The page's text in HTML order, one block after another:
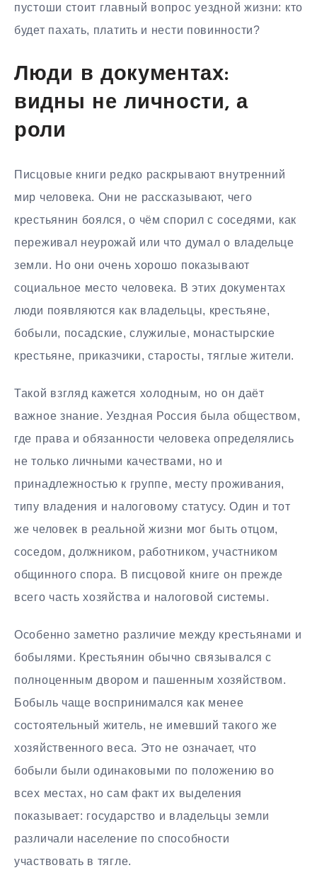
пустоши стоит главный вопрос уездной жизни: кто
будет пахать, платить и нести повинности?
Люди в документах:
видны не личности, а
роли
Писцовые книги редко раскрывают внутренний
мир человека. Они не рассказывают, чего
крестьянин боялся, о чём спорил с соседями, как
переживал неурожай или что думал о владельце
земли. Но они очень хорошо показывают
социальное место человека. В этих документах
люди появляются как владельцы, крестьяне,
бобыли, посадские, служилые, монастырские
крестьяне, приказчики, старосты, тяглые жители.
Такой взгляд кажется холодным, но он даёт
важное знание. Уездная Россия была обществом,
где права и обязанности человека определялись
не только личными качествами, но и
принадлежностью к группе, месту проживания,
типу владения и налоговому статусу. Один и тот
же человек в реальной жизни мог быть отцом,
соседом, должником, работником, участником
общинного спора. В писцовой книге он прежде
всего часть хозяйства и налоговой системы.
Особенно заметно различие между крестьянами и
бобылями. Крестьянин обычно связывался с
полноценным двором и пашенным хозяйством.
Бобыль чаще воспринимался как менее
состоятельный житель, не имевший такого же
хозяйственного веса. Это не означает, что
бобыли были одинаковыми по положению во
всех местах, но сам факт их выделения
показывает: государство и владельцы земли
различали население по способности
участвовать в тягле.